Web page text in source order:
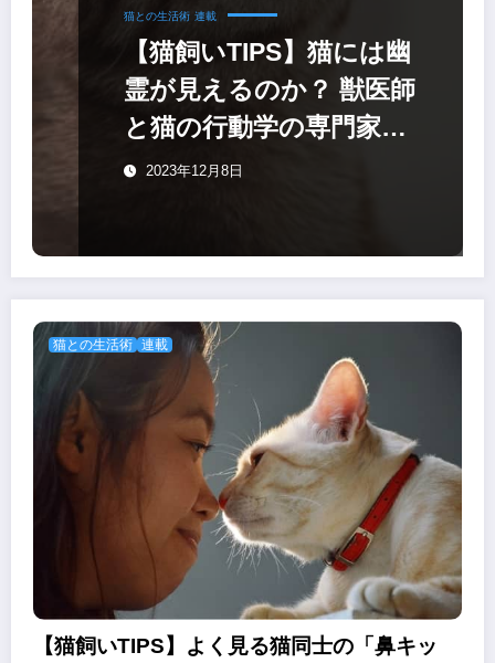
猫との生活術 連載
【猫飼いTIPS】猫には幽
霊が見えるのか？ 獣医師
と猫の行動学の専門家に
聞いてみた
2023年12月8日
猫との生活術 連載
【猫飼いTIPS】よく見る猫同士の「鼻キッ